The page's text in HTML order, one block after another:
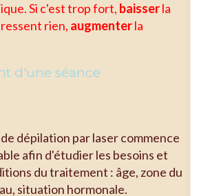
Si c'est trop fort, baisserla
rien, augmenterla
d'une séance
dépilation par laser commence
afin d'étudier les besoins et
du traitement : âge, zone du
situation hormonale.